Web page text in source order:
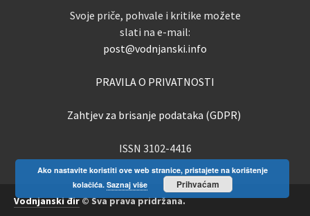
Svoje priče, pohvale i kritike možete
slati na e-mail:
post@vodnjanski.info
PRAVILA O PRIVATNOSTI
Zahtjev za brisanje podataka (GDPR)
ISSN 3102-4416
Vodnjanski đir© Sva prava pridržana.
Ako nastavite koristiti ove web stranice, pristajete na korištenje
kolačića. Saznaj više Prihvaćam